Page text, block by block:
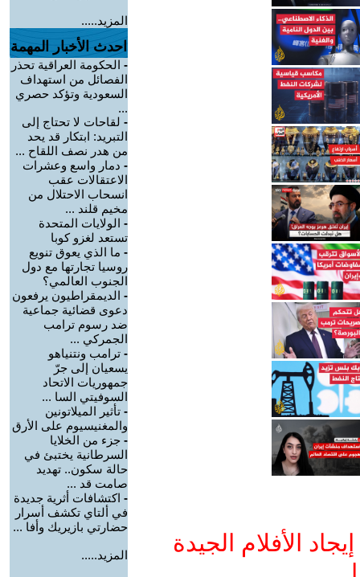
الأفلام الجيدة
المزيد.....
احدث الأخبار المهمة
- الحكومة العراقية تحذر
الفصائل من استهداف
السعودية وتؤكد حصري
...
- لقاحات لا تحتاج إلى
التبريد: ابتكار قد يحد
من هدر نصف اللقاح ...
- دمار واسع وعشرات
الاعتقالات عقب
انسحاب الاحتلال من
مخيم قلند ...
- الولايات المتحدة
تستعد لغزو كوبا
- ما الذي يعوق تنويع
روسيا تجارتها مع دول
الجنوب العالمي؟
- الديمقراطيون يرفعون
دعوى قضائية جماعية
ضد رسوم ترامب
الجمركي ...
- ترامب ونتنياهو
يسعيان إلى جرّ
جمهوريات الاتحاد
السوفيتي السا ...
- تأثير الميلاتونين
والمغنيسيوم على الأرق
- جزء من الخلايا
السرطانية يختبئ في
حالة سكون.. تهديد
صامت قد ...
- اكتشافات أثرية جديدة
في ألتاي تكشف أسرار
حضارتي بازيريك وأفا ...
المزيد.....